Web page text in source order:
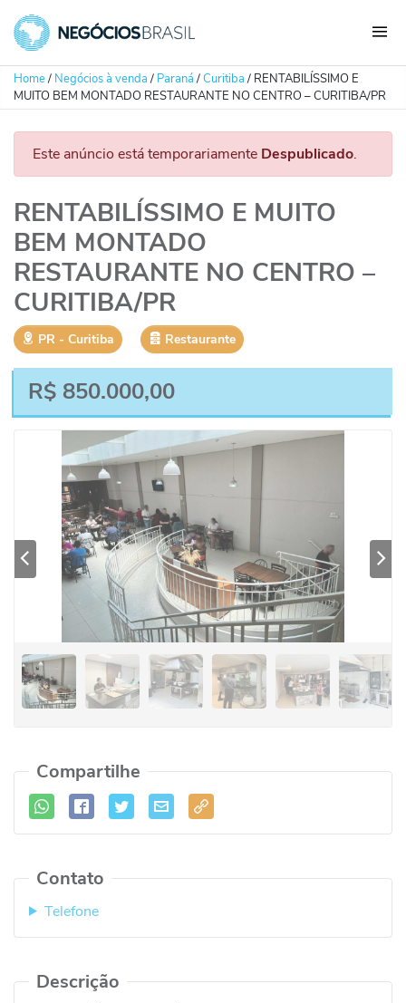
Home/ Negócios à venda/ Paraná/Curitiba/ RENTABILÍSSIMO E
MUITO BEM MONTADO RESTAURANTE NO CENTRO – CURITIBA/PR
Este anúncio está temporariamente Despublicado.
RENTABILÍSSIMO E MUITO
BEM MONTADO
RESTAURANTE NO CENTRO –
CURITIBA/PR
PR ‐ Curitiba Restaurante
R$ 850.000,00
Previous
Compartilhe
Contato
Telefone
Descrição